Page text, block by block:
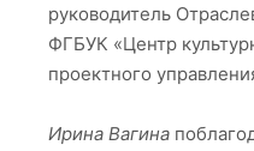
руководитель
ФГБУК «Центр
проектного
Ирина Вагина